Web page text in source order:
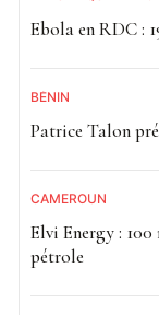
Ebola en RDC :
BÉNIN
Patrice Talon
CAMEROUN
Elvi Energy :
pétrole